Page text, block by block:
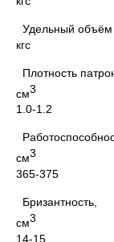
Удельный объём
Плотность
см
1.0-1.2
см
365-375
Бризантность,
см
14-15